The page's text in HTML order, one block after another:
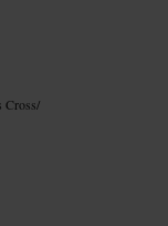
Cross/